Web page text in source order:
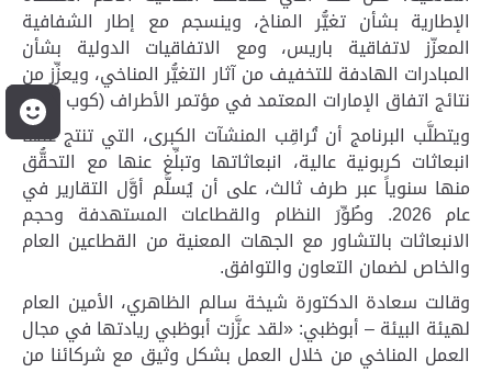
الإطارية بشأن تغيُّر المناخ، وينسجم مع إطار الشفافية
المعزّز لاتفاقية باريس، ومع الاتفاقيات الدولية بشأن
المبادرات الهادفة للتخفيف من آثار التغيُّر المناخي، ويعزِّز من
نتائج اتفاق الإمارات المعتمد في مؤتمر الأطراف (كوب 28)
.
ويتطلَّب البرنامج أن تُراقِب المنشآت الكبرى، التي تنتج عنها
انبعاثات كربونية عالية، انبعاثاتها وتبلِّغ عنها مع التحقُّق
منها سنوياً عبر طرف ثالث، على أن يُسلَّم أوَّل التقارير في
عام 2026. وطُوِّرَ النظام والقطاعات المستهدفة وحجم
الانبعاثات بالتشاور مع الجهات المعنية من القطاعين العام
والخاص لضمان التعاون والتوافق.
وقالت سعادة الدكتورة شيخة سالم الظاهري، الأمين العام
لهيئة البيئة – أبوظبي: «لقد عزَّزت أبوظبي ريادتها في مجال
العمل المناخي من خلال العمل بشكل وثيق مع شركائنا من